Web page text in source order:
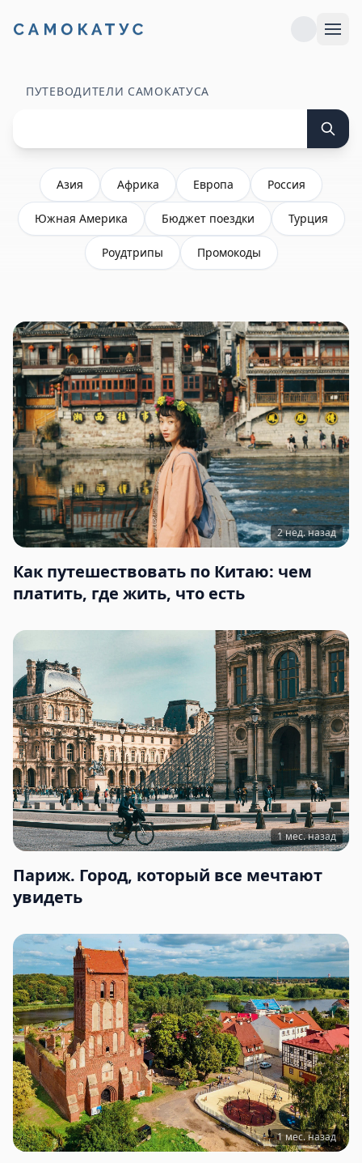
ПУТЕВОДИТЕЛИ САМОКАТУСА
Азия Африка Европа Россия
Южная Америка Бюджет поездки Турция
Роудтрипы Промокоды
2 нед. назад
Как путешествовать по Китаю: чем
платить, где жить, что есть
1 мес. назад
Париж. Город, который все мечтают
увидеть
1 мес. назад